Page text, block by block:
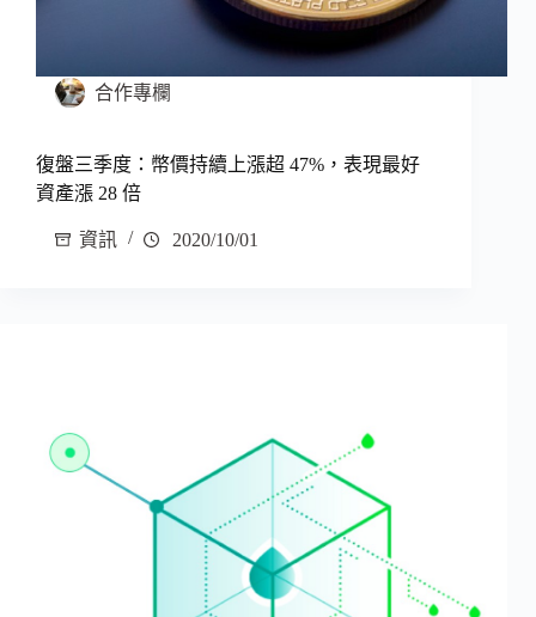
合作專欄
復盤三季度：幣價持續上漲超 47%，表現最好
資產漲 28 倍
資訊 2020/10/01